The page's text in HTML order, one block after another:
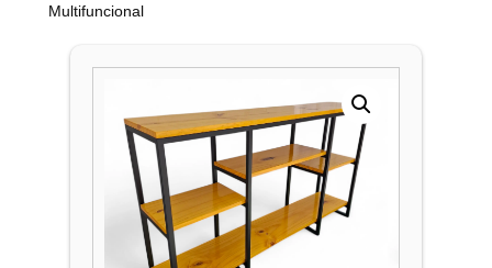
Multifuncional